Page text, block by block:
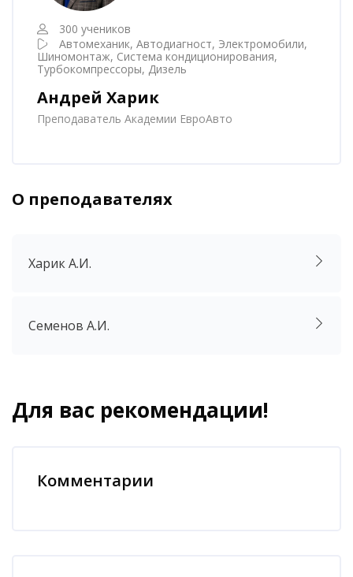
300 учеников
Автомеханик, Автодиагност, Электромобили,
Шиномонтаж, Система кондиционирования,
Турбокомпрессоры, Дизель
Андрей Харик
Преподаватель Академии ЕвроАвто
Пропустить [Cocoon] Аккордеон
О преподавателях
Харик А.И.
Семенов А.И.
Блоки
Пропустить [Cocoon] Похожие курсы
Для вас рекомендации!
Пропустить Комментарии
Комментарии